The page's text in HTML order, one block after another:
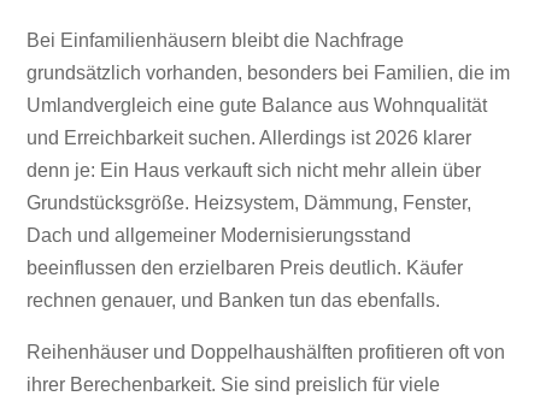
Bei Einfamilienhäusern bleibt die Nachfrage
grundsätzlich vorhanden, besonders bei Familien, die im
Umlandvergleich eine gute Balance aus Wohnqualität
und Erreichbarkeit suchen. Allerdings ist 2026 klarer
denn je: Ein Haus verkauft sich nicht mehr allein über
Grundstücksgröße. Heizsystem, Dämmung, Fenster,
Dach und allgemeiner Modernisierungsstand
beeinflussen den erzielbaren Preis deutlich. Käufer
rechnen genauer, und Banken tun das ebenfalls.
Reihenhäuser und Doppelhaushälften profitieren oft von
ihrer Berechenbarkeit. Sie sind preislich für viele